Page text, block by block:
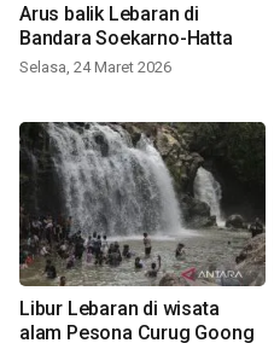
Arus balik Lebaran di
Bandara Soekarno-Hatta
Selasa, 24 Maret 2026
Libur Lebaran di wisata
alam Pesona Curug Goong